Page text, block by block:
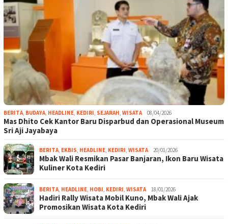
BERITA BUDAYA HEADLINE KEDIRI SEJARAH WISATA 08/04/2026
Mas Dhito Cek Kantor Baru Disparbud dan Operasional Museum
Sri Aji Jayabaya
BERITA EKBIS HEADLINE KEDIRI WISATA 20/01/2026
Mbak Wali Resmikan Pasar Banjaran, Ikon Baru Wisata
Kuliner Kota Kediri
BERITA HEADLINE HOBI KEDIRI WISATA 18/01/2026
Hadiri Rally Wisata Mobil Kuno, Mbak Wali Ajak
Promosikan Wisata Kota Kediri